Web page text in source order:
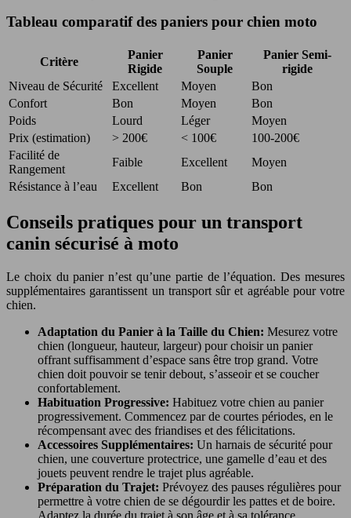
Tableau comparatif des paniers pour chien moto
Critère
Panier
Rigide
Panier
Souple
Panier Semi-
rigide
Niveau de Sécurité
Excellent Moyen
Bon
Confort
Bon Moyen
Bon
Poids
Lourd Léger
Moyen
Prix (estimation)
> 200€ < 100€
100-200€
Facilité de
Rangement
Faible Excellent
Moyen
Résistance à l’eau
Excellent Bon Bon
Conseils pratiques pour un transport
canin sécurisé à moto
Le choix du panier n’est qu’une partie de l’équation. Des mesures
supplémentaires garantissent un transport sûr et agréable pour votre
chien.
Adaptation du Panier à la Taille du Chien: Mesurez votre
chien (longueur, hauteur, largeur) pour choisir un panier
offrant suffisamment d’espace sans être trop grand. Votre
chien doit pouvoir se tenir debout, s’asseoir et se coucher
confortablement.
Habituation Progressive: Habituez votre chien au panier
progressivement. Commencez par de courtes périodes, en le
récompensant avec des friandises et des félicitations.
Accessoires Supplémentaires: Un harnais de sécurité pour
chien, une couverture protectrice, une gamelle d’eau et des
jouets peuvent rendre le trajet plus agréable.
Préparation du Trajet: Prévoyez des pauses régulières pour
permettre à votre chien de se dégourdir les pattes et de boire.
Adaptez la durée du trajet à son âge et à sa tolérance.